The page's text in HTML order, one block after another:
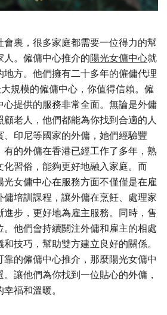
會裏，很多家庭都需要一位得力的幫
。僱傭中心推介的陽光女傭中心就
地方。他們擁有二十多年的僱傭代理
規模的僱傭中心，你值得信賴。僱
心提供的服務非常全面。無論是外傭
老人，他們都能為你找到合適的人
印尼等國家的外傭，她們經驗豐
有的外傭在香港已經工作了多年，熟
化習俗，能夠更好地融入家庭。而
光女傭中心在服務方面不僅僅是在雇
培訓課程，讓外傭在烹飪、處理家
步，更好地為雇主服務。同時，售
他們會持續關注外傭和雇主的相處
技巧，幫助雙方建立良好的關係。
的僱傭中心推介，那麼陽光女傭中
讓他們為你找到一位貼心的外傭，
福和溫暖。